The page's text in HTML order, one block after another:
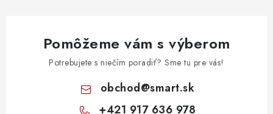
Pomôžeme vám s výberom
Potrebujete s niečím poradiť? Sme tu pre vás!
obchod@smart.sk
+421 917 636 978